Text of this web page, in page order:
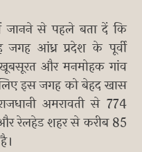
से पहले बता दें कि
जगह आंध्र प्रदेश के पूर्वी
और मनमोहक गांव
इस जगह को बेहद खास
अमरावती से 774
रेलहेड शहर से करीब 85